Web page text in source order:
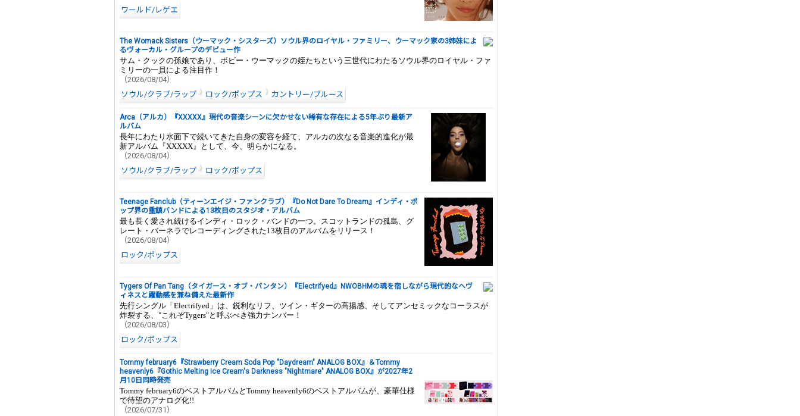
ワールド/レゲエ
The Womack Sisters（ウーマック・シスターズ）ソウル界のロイヤル・ファミリー、ウーマック家の3姉妹によ
るヴォーカル・グループのデビュー作
サム・クックの孫娘であり、ボビー・ウーマックの姪たちという三世代にわたるソウル界のロイヤル・ファ
ミリーの一員による注目作！
（2026/08/04）
ソウル/クラブ/ラップ
ロック/ポップス カントリー/ブルース
Arca（アルカ）『XXXXX』現代の音楽シーンに欠かせない稀有な存在による5年ぶり最新ア
ルバム
長年にわたり水面下で続いてきた自身の変容を経て、アルカの次なる音楽的進化が最
新アルバム『XXXXX』として、今、明らかになる。
（2026/08/04）
ソウル/クラブ/ラップ
ロック/ポップス
Teenage Fanclub（ティーンエイジ・ファンクラブ）『Do Not Dare To Dream』インディ・ポ
ップ界の重鎮バンドによる13枚目のスタジオ・アルバム
最も長く愛され続けるインディ・ロック・バンドの一つ。スコットランドの孤島、グ
レート・バーネラでレコーディングされた13枚目のアルバムをリリース！
（2026/08/04）
ロック/ポップス
Tygers Of Pan Tang（タイガース・オブ・パンタン）『Electrifyed』NWOBHMの魂を宿しながら現代的なヘヴ
ィネスと躍動感を兼ね備えた最新作
先行シングル「Electrifyed」は、鋭利なリフ、ツイン・ギターの高揚感、そしてアンセミックなコーラスが
炸裂する、"これぞTygers"と呼ぶべき強力ナンバー！
（2026/08/03）
ロック/ポップス
Tommy february6『Strawberry Cream Soda Pop "Daydream" ANALOG BOX』＆Tommy
heavenly6『Gothic Melting Ice Cream's Darkness "Nightmare" ANALOG BOX』が2027年2
月10日同時発売
Tommy february6のベストアルバムとTommy heavenly6のベストアルバムが、豪華仕様
で待望のアナログ化!!
（2026/07/31）